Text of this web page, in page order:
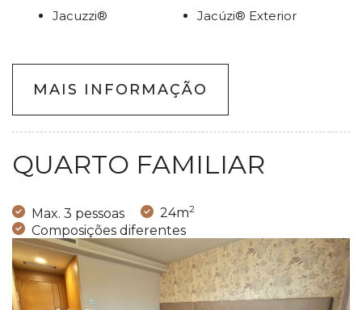
Jacuzzi®
Jacúzi® Exterior
MAIS INFORMAÇÃO
QUARTO FAMILIAR
Max. 3 pessoas 24m2
Composições diferentes